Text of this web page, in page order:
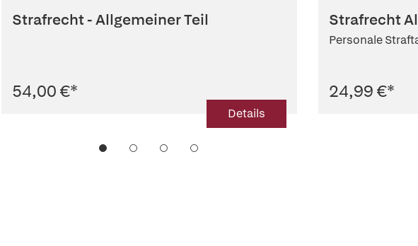
Strafrecht - Allgemeiner Teil
54,00 €*
Details
Strafrecht
Personale
24,99 €*